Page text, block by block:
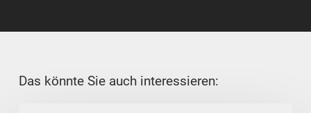
Das könnte Sie auch interessieren: